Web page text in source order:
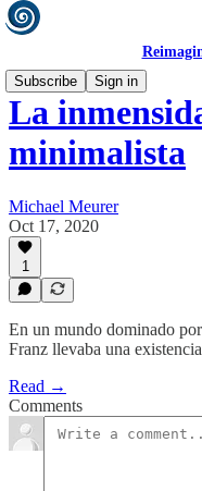
Subscribe
Sign in
La
minimalista
Michael Meurer
Oct 17, 2020
1
En un mundo dominado
Franz llevaba una
Read →
Comments